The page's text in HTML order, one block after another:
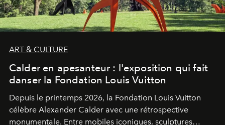
ART & CULTURE
Calder en apesanteur : l'exposition qui fait
danser la Fondation Louis Vuitton
Depuis le printemps 2026, la Fondation Louis Vuitton
célèbre Alexander Calder avec une rétrospective
monumentale. Entre mobiles iconiques, sculptures